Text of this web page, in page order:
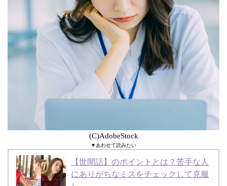
(C)AdobeStock
▼あわせて読みたい
【世間話】のポイントとは？苦手な人
にありがちなミスをチェックして克服